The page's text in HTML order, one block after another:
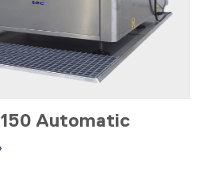
Automatic